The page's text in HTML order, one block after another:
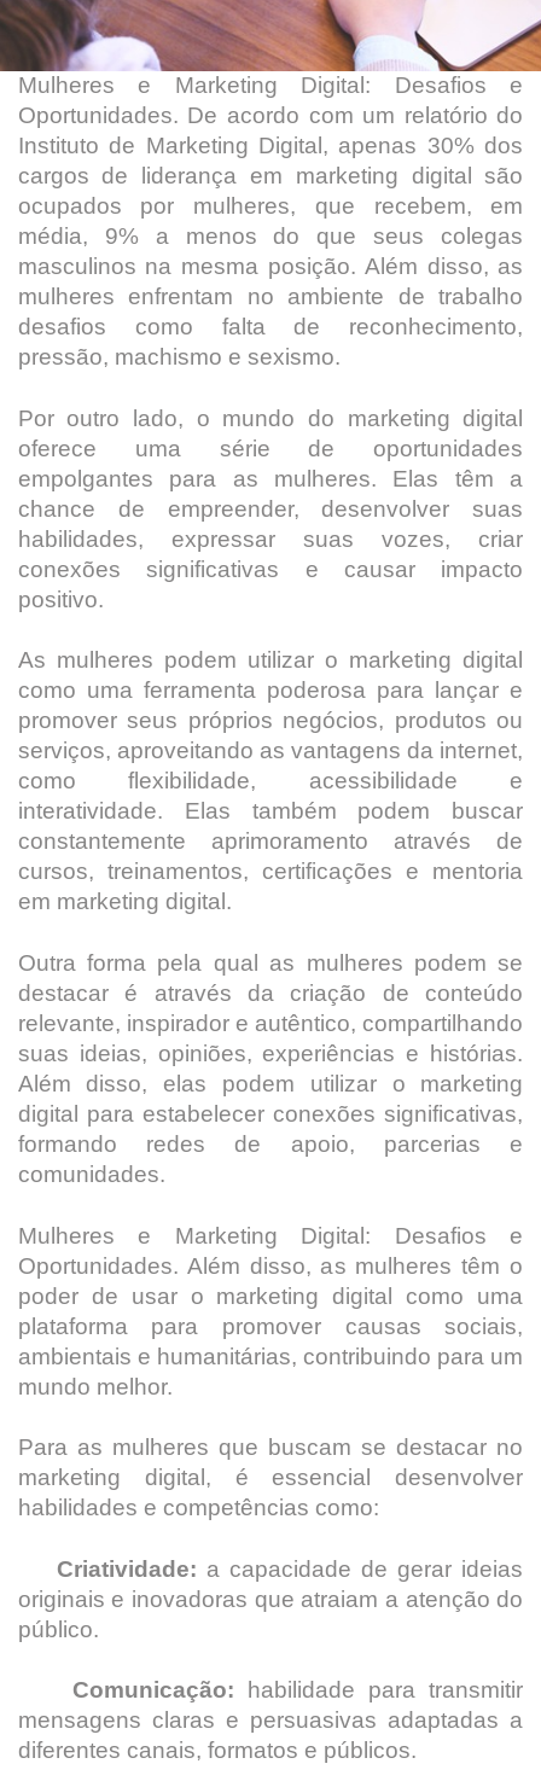
Mulheres e Marketing Digital: Desafios e
Oportunidades. De acordo com um relatório do
Instituto de Marketing Digital, apenas 30% dos
cargos de liderança em marketing digital são
ocupados por mulheres, que recebem, em
média, 9% a menos do que seus colegas
masculinos na mesma posição. Além disso, as
mulheres enfrentam no ambiente de trabalho
desafios como falta de reconhecimento,
pressão, machismo e sexismo.
Por outro lado, o mundo do marketing digital
oferece uma série de oportunidades
empolgantes para as mulheres. Elas têm a
chance de empreender, desenvolver suas
habilidades, expressar suas vozes, criar
conexões significativas e causar impacto
positivo.
As mulheres podem utilizar o marketing digital
como uma ferramenta poderosa para lançar e
promover seus próprios negócios, produtos ou
serviços, aproveitando as vantagens da internet,
como flexibilidade, acessibilidade e
interatividade. Elas também podem buscar
constantemente aprimoramento através de
cursos, treinamentos, certificações e mentoria
em marketing digital.
Outra forma pela qual as mulheres podem se
destacar é através da criação de conteúdo
relevante, inspirador e autêntico, compartilhando
suas ideias, opiniões, experiências e histórias.
Além disso, elas podem utilizar o marketing
digital para estabelecer conexões significativas,
formando redes de apoio, parcerias e
comunidades.
Mulheres e Marketing Digital: Desafios e
Oportunidades. Além disso, as mulheres têm o
poder de usar o marketing digital como uma
plataforma para promover causas sociais,
ambientais e humanitárias, contribuindo para um
mundo melhor.
Para as mulheres que buscam se destacar no
marketing digital, é essencial desenvolver
habilidades e competências como:
Criatividade: a capacidade de gerar ideias
originais e inovadoras que atraiam a atenção do
público.
Comunicação: habilidade para transmitir
mensagens claras e persuasivas adaptadas a
diferentes canais, formatos e públicos.